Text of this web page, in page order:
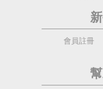
會員註冊